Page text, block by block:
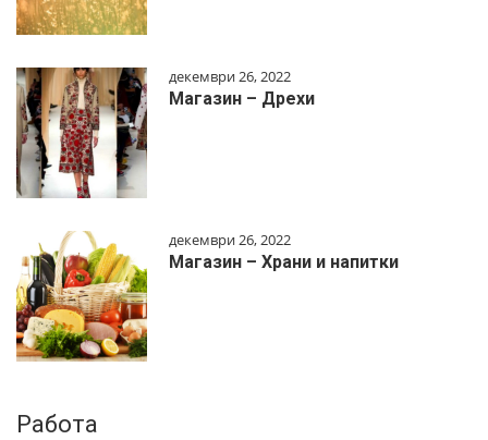
декември 26, 2022
Магазин – Дрехи
декември 26, 2022
Магазин – Храни и напитки
Работа